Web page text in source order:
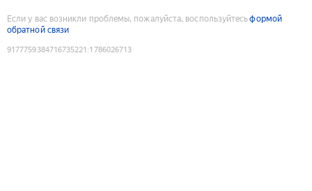
Если у вас возникли проблемы, пожалуйста, воспользуйтесьформой
обратной связи
9177759384716735221 :1786026713